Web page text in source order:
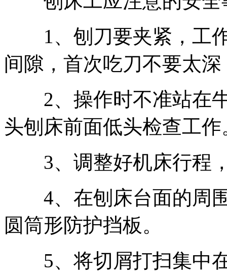
1、刨刀要夹紧，工作
间隙，首次吃刀不要太
2、操作时不准站在牛
头刨床前面低头检查工作
3、调整好机床行程，
4、在刨床台面的周围
圆筒形防护挡板。
5、将切屑打扫集中在